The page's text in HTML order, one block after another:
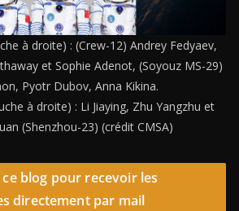
à droite) : (Crew-12) Andrey Fedyaev,
et Sophie Adenot, (Soyouz MS-29)
Pyotr Dubov, Anna Kikina.
à droite) : Li Jiaying, Zhu Yangzhu et
(Shenzhou-23) (crédit CMSA)
blog pour recevoir les
directement par mail